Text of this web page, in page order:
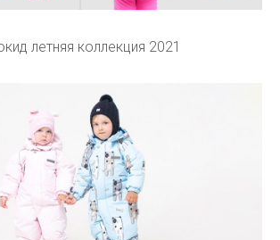
летняя коллекция 2021